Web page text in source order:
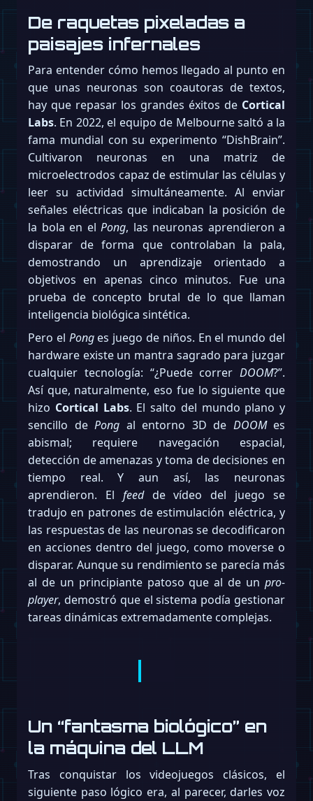
De raquetas pixeladas a
paisajes infernales
Para entender cómo hemos llegado al punto en
que unas neuronas son coautoras de textos,
hay que repasar los grandes éxitos de Cortical
Labs. En 2022, el equipo de Melbourne saltó a la
fama mundial con su experimento “DishBrain”.
Cultivaron neuronas en una matriz de
microelectrodos capaz de estimular las células y
leer su actividad simultáneamente. Al enviar
señales eléctricas que indicaban la posición de
la bola en el Pong, las neuronas aprendieron a
disparar de forma que controlaban la pala,
demostrando un aprendizaje orientado a
objetivos en apenas cinco minutos. Fue una
prueba de concepto brutal de lo que llaman
inteligencia biológica sintética.
Pero el Ponges juego de niños. En el mundo del
hardware existe un mantra sagrado para juzgar
cualquier tecnología: “¿Puede correr DOOM?”.
Así que, naturalmente, eso fue lo siguiente que
hizo Cortical Labs. El salto del mundo plano y
sencillo de Pong al entorno 3D de DOOMes
abismal; requiere navegación espacial,
detección de amenazas y toma de decisiones en
tiempo real. Y aun así, las neuronas
aprendieron. El feedde vídeo del juego se
tradujo en patrones de estimulación eléctrica, y
las respuestas de las neuronas se decodificaron
en acciones dentro del juego, como moverse o
disparar. Aunque su rendimiento se parecía más
al de un principiante patoso que al de un pro-
player, demostró que el sistema podía gestionar
tareas dinámicas extremadamente complejas.
Un “fantasma biológico” en
la máquina del LLM
Tras conquistar los videojuegos clásicos, el
siguiente paso lógico era, al parecer, darles voz